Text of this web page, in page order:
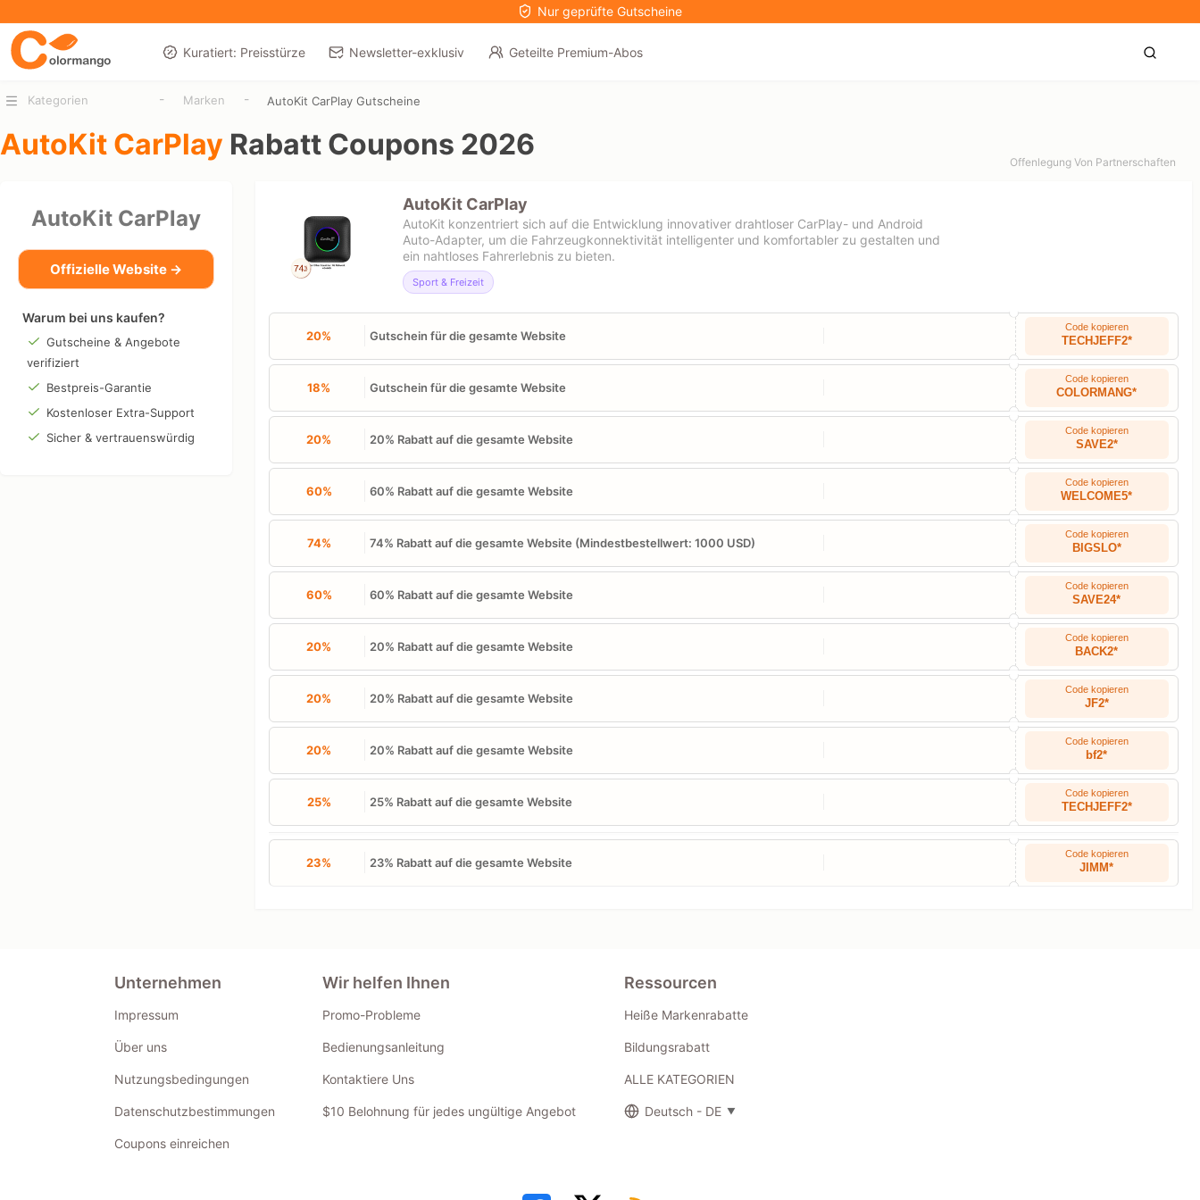
Nur geprüfte Gutscheine
Kuratiert: Preisstürze Newsletter-exklusiv Geteilte Premium-Abos
Kategorien - Marken - AutoKit CarPlay Gutscheine
AutoKit CarPlay Rabatt Coupons 2026
Offenlegung Von Partnerschaften
AutoKit CarPlay
Offizielle Website →
Warum bei uns kaufen?
Gutscheine & Angebote
verifiziert
Bestpreis-Garantie
Kostenloser Extra-Support
Sicher & vertrauenswürdig
AutoKit CarPlay
AutoKit konzentriert sich auf die Entwicklung innovativer drahtloser CarPlay- und Android
Auto-Adapter, um die Fahrzeugkonnektivität intelligenter und komfortabler zu gestalten und
ein nahtloses Fahrerlebnis zu bieten.
Sport & Freizeit
20% Gutschein für die gesamte Website
Code kopieren
TECHJEFF2*
18% Gutschein für die gesamte Website
Code kopieren
COLORMANG*
20% 20% Rabatt auf die gesamte Website
Code kopieren
SAVE2*
60% 60% Rabatt auf die gesamte Website
Code kopieren
WELCOME5*
74% 74% Rabatt auf die gesamte Website (Mindestbestellwert: 1000 USD)
Code kopieren
BIGSLO*
60% 60% Rabatt auf die gesamte Website
Code kopieren
SAVE24*
20% 20% Rabatt auf die gesamte Website
Code kopieren
BACK2*
20% 20% Rabatt auf die gesamte Website
Code kopieren
JF2*
20% 20% Rabatt auf die gesamte Website
Code kopieren
bf2*
25% 25% Rabatt auf die gesamte Website
Code kopieren
TECHJEFF2*
23% 23% Rabatt auf die gesamte Website
Code kopieren
JIMM*
Unternehmen
Impressum
Über uns
Nutzungsbedingungen
Datenschutzbestimmungen
Coupons einreichen
Wir helfen Ihnen
Promo-Probleme
Bedienungsanleitung
Kontaktiere Uns
$10 Belohnung für jedes ungültige Angebot
Ressourcen
Heiße Markenrabatte
Bildungsrabatt
ALLE KATEGORIEN
Deutsch - DE